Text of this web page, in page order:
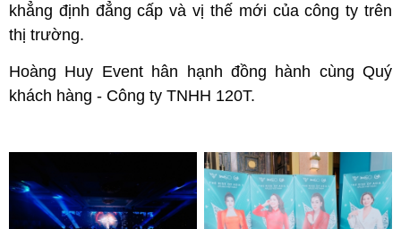
khẳng định đẳng cấp và vị thế mới của công ty trên
thị trường.
Hoàng Huy Event hân hạnh đồng hành cùng Quý
khách hàng - Công ty TNHH 120T.